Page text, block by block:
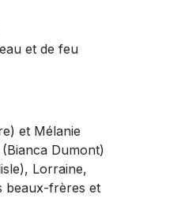
et de feu
et Mélanie
Dumont)
Lorraine,
beaux-frères et